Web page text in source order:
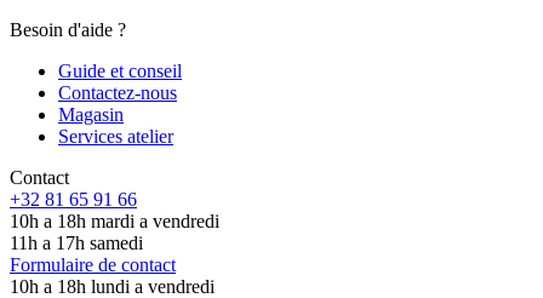
Besoin d'aide ?
Guide et conseil
Contactez-nous
Magasin
Services atelier
Contact
+32 81 65 91 66
10h a 18h mardi a vendredi
11h a 17h samedi
Formulaire de contact
10h a 18h lundi a vendredi